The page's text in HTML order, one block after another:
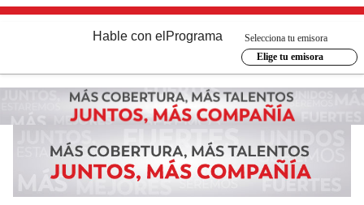
Hable con el Programa
Selecciona tu emisora
Elige tu emisora